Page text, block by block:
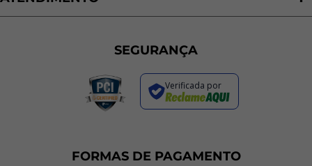
Política de Privacidade
Trocas e Devoluções
Regras de Promoções
Termos de Uso
Plano de Corte
SEGURANÇA
Verificada por
FORMAS DE PAGAMENTO